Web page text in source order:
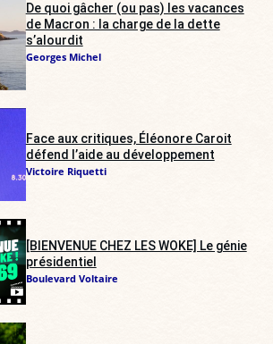
De quoi gâcher (ou pas) les vacances
de Macron : la charge de la dette
s’alourdit
Georges Michel
Face aux critiques, Éléonore Caroit
défend l’aide au développement
Victoire Riquetti
[BIENVENUE CHEZ LES WOKE] Le génie
présidentiel
Boulevard Voltaire